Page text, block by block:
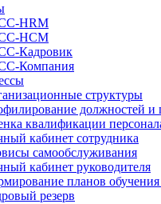
HRM
HCM
Кадровик
Компания
структуры
должностей и
квалификации
кабинет сотрудника
самообслуживания
кабинет руководителя
планов
резерв